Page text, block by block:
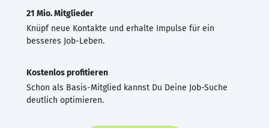
21 Mio. Mitglieder
Knüpf neue Kontakte und erhalte Impulse für ein
besseres Job-Leben.
Kostenlos profitieren
Schon als Basis-Mitglied kannst Du Deine Job-Suche
deutlich optimieren.